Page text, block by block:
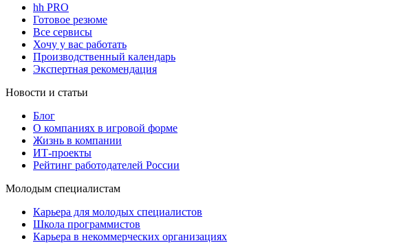
hh PRO
Готовое резюме
Все сервисы
Хочу у вас работать
Производственный календарь
Экспертная рекомендация
Новости и статьи
Блог
О компаниях в игровой форме
Жизнь в компании
ИТ-проекты
Рейтинг работодателей России
Молодым специалистам
Карьера для молодых специалистов
Школа программистов
Карьера в некоммерческих организациях